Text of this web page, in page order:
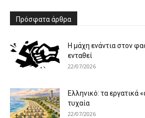
Πρόσφατα άρθρα
Η μάχη ενάντια στον
ενταθεί
22/07/2026
Ελληνικό: τα εργατικά
τυχαία
22/07/2026